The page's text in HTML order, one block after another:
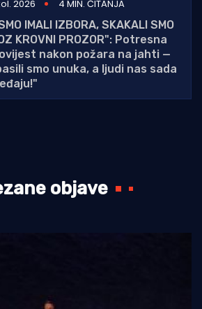
2026
4 MIN. ČITANJA
IMALI IZBORA, SKAKALI SMO
KROVNI PROZOR": Potresna
nakon požara na jahti —
smo unuka, a ljudi nas sada
objave